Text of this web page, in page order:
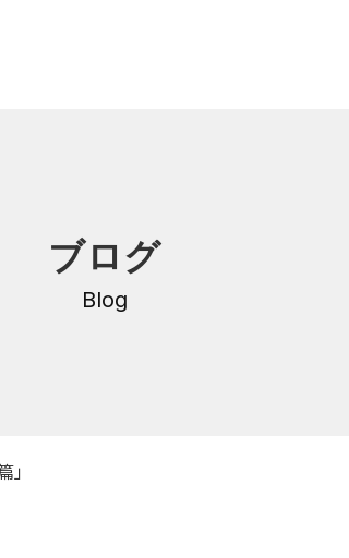
介護支援専門員更新研修
公共職業訓練
ブログ
Blog